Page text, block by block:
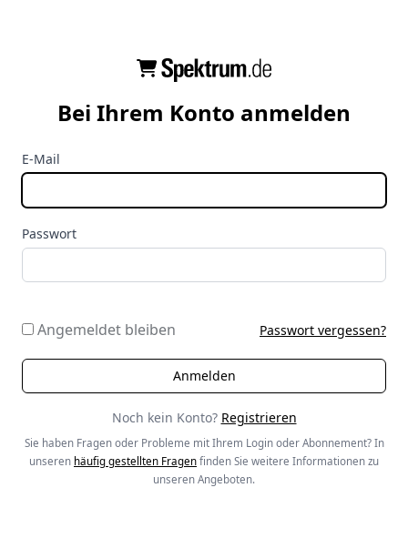
Bei Ihrem Konto anmelden
E-Mail
Passwort
Angemeldet bleiben Passwort vergessen?
Noch kein Konto? Registrieren
Sie haben Fragen oder Probleme mit Ihrem Login oder Abonnement? In
unseren häufig gestellten Fragen finden Sie weitere Informationen zu
unseren Angeboten.